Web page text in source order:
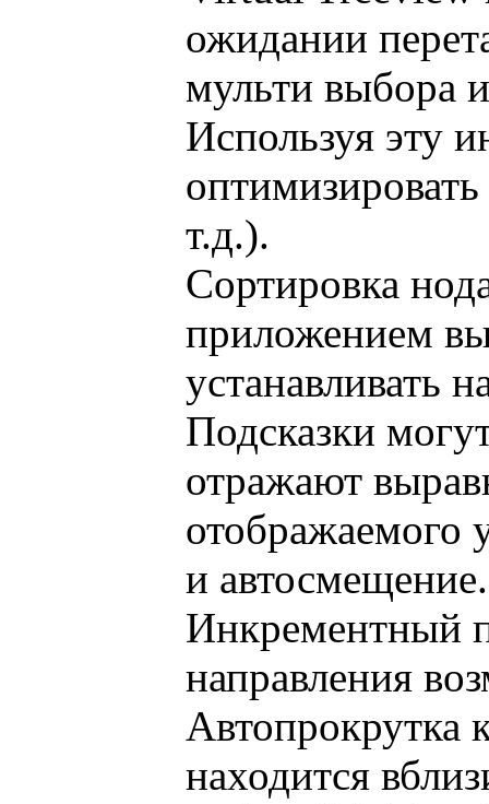
ожидании
мульти выбора
Используя эту
т.д.).
Сортировка
приложением
устанавливать
Подсказки
отражают
отображаемого
и автосмещение.
Инкрементный
направления
Автопрокрутка
находится